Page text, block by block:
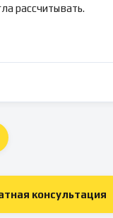
рассчитывать.
консультация